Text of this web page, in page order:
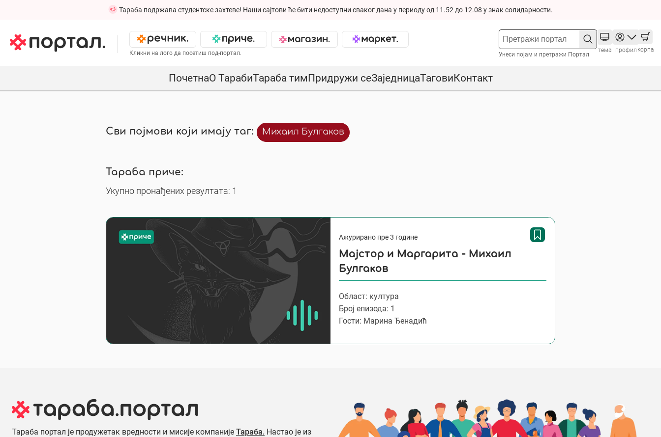
Тараба подржава студентске захтеве! Наши сајтови ће бити недоступни сваког дана у периоду од 11.52 до 12.08 у знак солидарности.
Кликни на лого да посетиш под-портал. Унеси појам и претражи Портал
тема профил корпа
ПочетнаО ТарабиТараба тимПридружи сеЗаједницаТаговиКонтакт
Сви појмови који имају таг: Михаил Булгаков
Тараба приче:
Укупно пронађених резултата: 1
Ажурирано пре 3 године
Мајстор и Маргарита - Михаил
Булгаков
Област: култура
Број епизода: 1
Гости: Марина Ђенадић
Тараба портал је продужетак вредности и мисије компаније Тараба. Настао је из